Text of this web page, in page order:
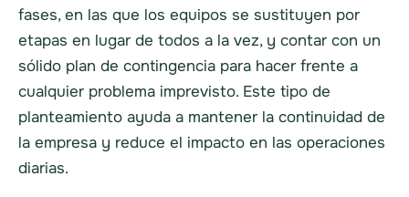
fases, en las que los equipos se sustituyen por
etapas en lugar de todos a la vez, y contar con un
sólido plan de contingencia para hacer frente a
cualquier problema imprevisto. Este tipo de
planteamiento ayuda a mantener la continuidad de
la empresa y reduce el impacto en las operaciones
diarias.